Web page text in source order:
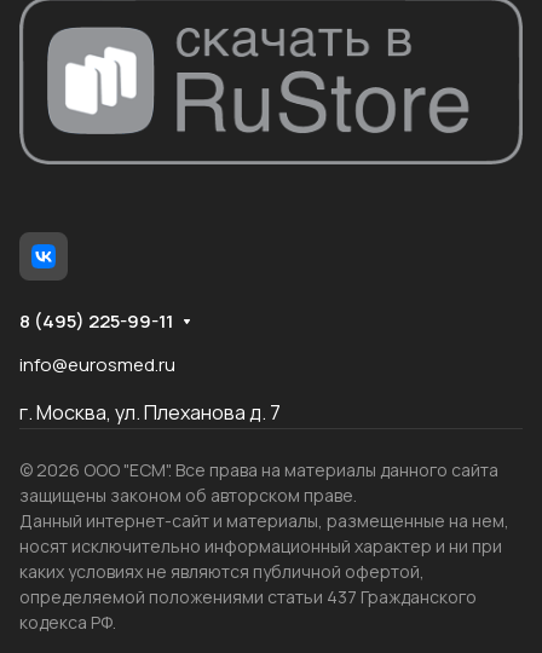
8 (495) 225-99-11
info@eurosmed.ru
г. Москва, ул. Плеханова д. 7
© 2026 ООО "ЕСМ". Все права на материалы данного сайта
защищены законом об авторском праве.
Данный интернет-сайт и материалы, размещенные на нем,
носят исключительно информационный характер и ни при
каких условиях не являются публичной офертой,
определяемой положениями статьи 437 Гражданского
кодекса РФ.